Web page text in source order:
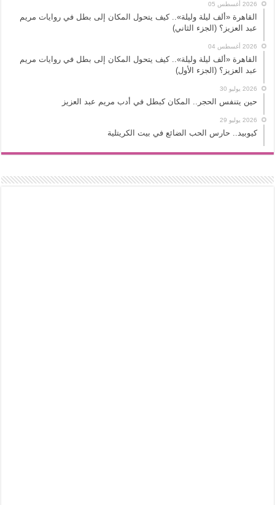
2026 أغسطس 05
القاهرة «ألف ليلة وليلة».. كيف يتحول المكان إلى بطل في روايات مريم
عبد العزيز؟ (الجزء الثاني)
2026 أغسطس 04
القاهرة «ألف ليلة وليلة».. كيف يتحول المكان إلى بطل في روايات مريم
عبد العزيز؟ (الجزء الأول)
2026 يوليو 30
حين يتنفس الحجر.. المكان كبطل في أدب مريم عبد العزيز
2026 يوليو 29
كيوبيد.. حارس الحب الضائع في بيت الكريتلية